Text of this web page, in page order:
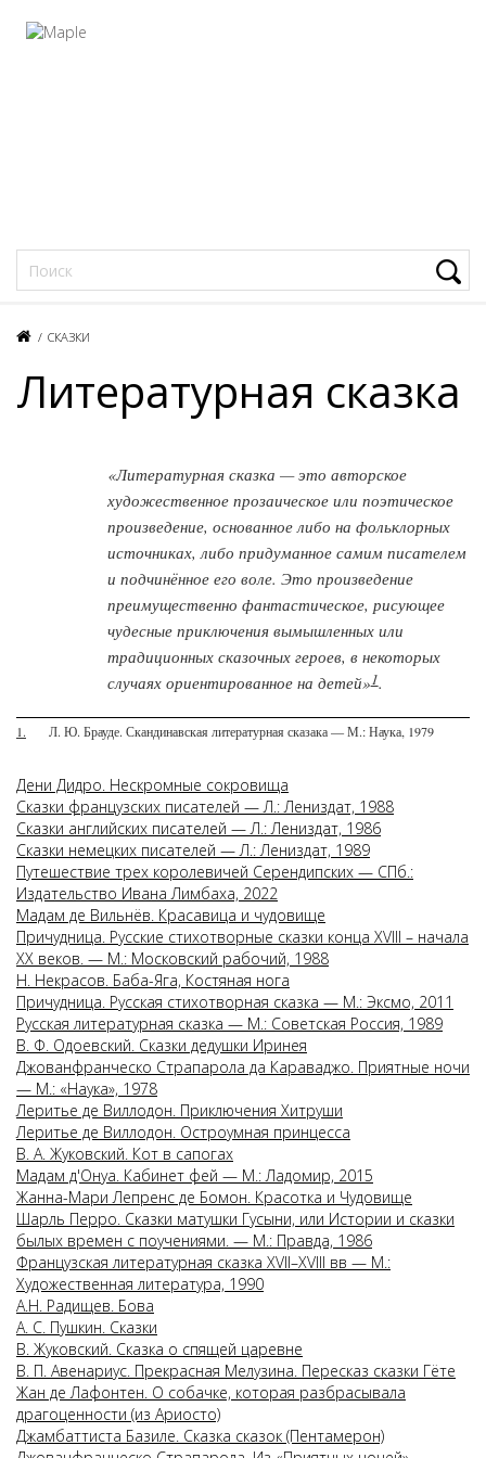
/ СКАЗКИ
Литературная сказка
«Литературная сказка — это авторское
художественное прозаическое или поэтическое
произведение, основанное либо на фольклорных
источниках, либо придуманное самим писателем
и подчинённое его воле. Это произведение
преимущественно фантастическое, рисующее
чудесные приключения вымышленных или
традиционных сказочных героев, в некоторых
случаях ориентированное на детей»1.
1. Л. Ю. Брауде. Скандинавская литературная сказака — М.: Наука, 1979
Дени Дидро. Нескромные сокровища
Сказки французских писателей — Л.: Лениздат, 1988
Сказки английских писателей — Л.: Лениздат, 1986
Сказки немецких писателей — Л.: Лениздат, 1989
Путешествие трех королевичей Серендипских — СПб.:
Издательство Ивана Лимбаха, 2022
Мадам де Вильнёв. Красавица и чудовище
Причудница. Русские стихотворные сказки конца XVIII – начала
XX веков. — М.: Московский рабочий, 1988
Н. Некрасов. Баба-Яга, Костяная нога
Причудница. Русская стихотворная сказка — М.: Эксмо, 2011
Русская литературная сказка — М.: Советская Россия, 1989
В. Ф. Одоевский. Сказки дедушки Иринея
Джованфранческо Страпарола да Караваджо. Приятные ночи
— М.: «Наука», 1978
Леритье де Виллодон. Приключения Хитруши
Леритье де Виллодон. Остроумная принцесса
В. А. Жуковский. Кот в сапогах
Мадам д'Онуа. Кабинет фей — М.: Ладомир, 2015
Жанна-Мари Лепренс де Бомон. Красотка и Чудовище
Шарль Перро. Сказки матушки Гусыни, или Истории и сказки
былых времен с поучениями. — М.: Правда, 1986
Французская литературная сказка XVII–XVIII вв — М.:
Художественная литература, 1990
А.Н. Радищев. Бова
А. С. Пушкин. Сказки
В. Жуковский. Сказка о спящей царевне
В. П. Авенариус. Прекрасная Мелузина. Пересказ сказки Гёте
Жан де Лафонтен. О собачке, которая разбрасывала
драгоценности (из Ариосто)
Джамбаттиста Базиле. Сказка сказок (Пентамерон)